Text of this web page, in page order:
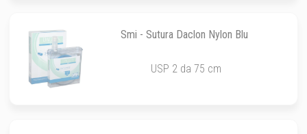
Smi - Sutura Daclon Nylon Blu
USP 2 da 75 cm